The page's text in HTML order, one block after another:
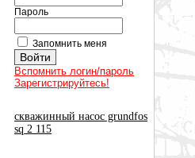
Пароль
Запомнить меня
Вспомнить логин/пароль
Зарегистрируйтесь!
скважинный насос grundfos
sq 2 115